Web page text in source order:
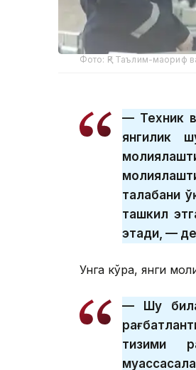
Фото: ҚР Таълим-маориф
— Техник
янгилик
талабани
ташкил
этади, —
Унга кўра, янги
— Шу
тизими